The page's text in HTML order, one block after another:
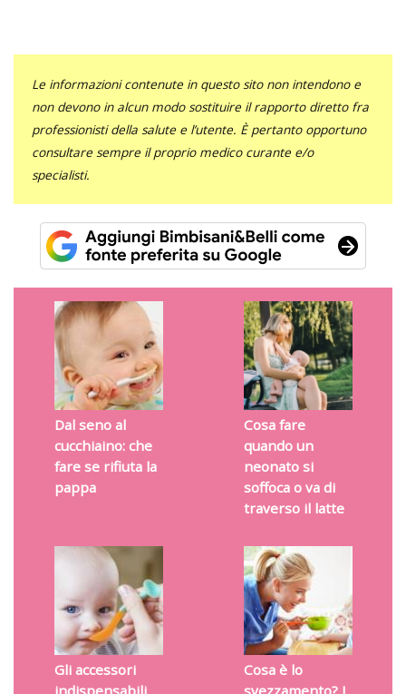
Le informazioni contenute in questo sito non intendono e
non devono in alcun modo sostituire il rapporto diretto fra
professionisti della salute e l’utente. È pertanto opportuno
consultare sempre il proprio medico curante e/o
specialisti.
Dal seno al
cucchiaino: che
fare se rifiuta la
pappa
Cosa fare
quando un
neonato si
soffoca o va di
traverso il latte
Gli accessori
indispensabili
Cosa è lo
svezzamento? I